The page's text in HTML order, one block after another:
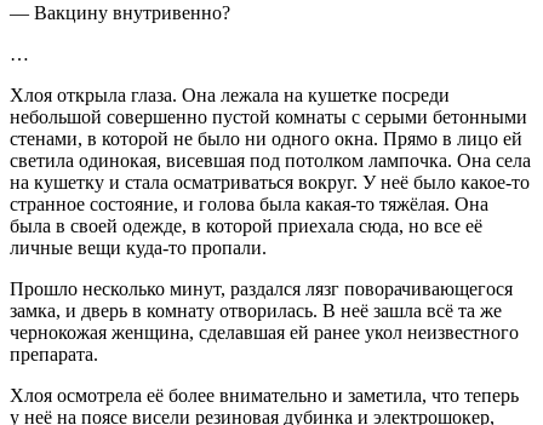
— Вакцину внутривенно?
…
Хлоя открыла глаза. Она лежала на кушетке посреди
небольшой совершенно пустой комнаты с серыми бетонными
стенами, в которой не было ни одного окна. Прямо в лицо ей
светила одинокая, висевшая под потолком лампочка. Она села
на кушетку и стала осматриваться вокруг. У неё было какое-то
странное состояние, и голова была какая-то тяжёлая. Она
была в своей одежде, в которой приехала сюда, но все её
личные вещи куда-то пропали.
Прошло несколько минут, раздался лязг поворачивающегося
замка, и дверь в комнату отворилась. В неё зашла всё та же
чернокожая женщина, сделавшая ей ранее укол неизвестного
препарата.
Хлоя осмотрела её более внимательно и заметила, что теперь
у неё на поясе висели резиновая дубинка и электрошокер,